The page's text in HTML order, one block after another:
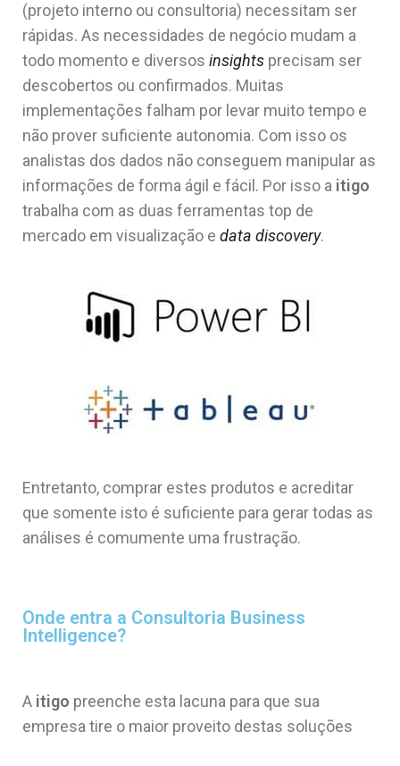
(projeto interno ou consultoria) necessitam ser
rápidas. As necessidades de negócio mudam a
todo momento e diversos insights precisam ser
descobertos ou confirmados. Muitas
implementações falham por levar muito tempo e
não prover suficiente autonomia. Com isso os
analistas dos dados não conseguem manipular as
informações de forma ágil e fácil. Por isso a itigo
trabalha com as duas ferramentas top de
mercado em visualização e data discovery.
Entretanto, comprar estes produtos e acreditar
que somente isto é suficiente para gerar todas as
análises é comumente uma frustração.
Onde entra a Consultoria Business
Intelligence?
A itigo preenche esta lacuna para que sua
empresa tire o maior proveito destas soluções